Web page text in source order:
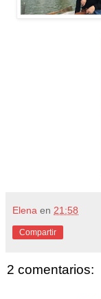
Elena en 21:58
Compartir
2 comentarios: